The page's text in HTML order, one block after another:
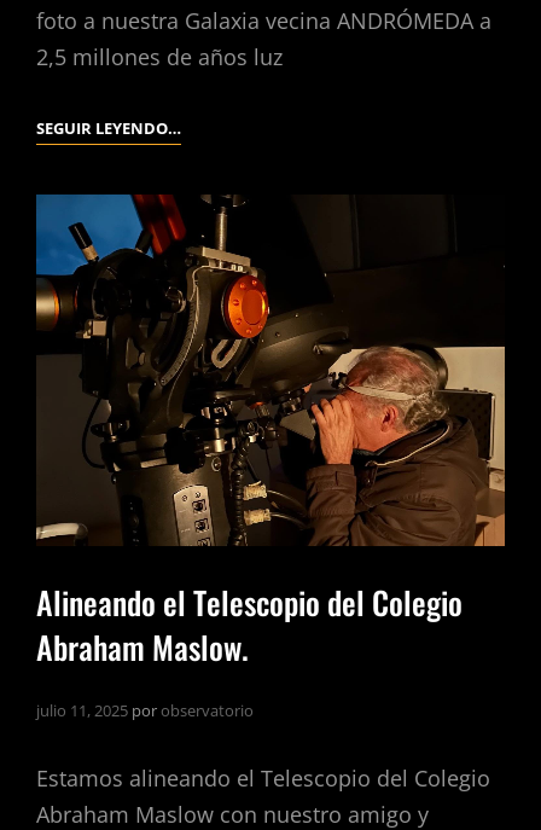
foto a nuestra Galaxia vecina ANDRÓMEDA a
2,5 millones de años luz
SEGUIR LEYENDO…
Alineando el Telescopio del Colegio
Abraham Maslow.
julio 11, 2025 porobservatorio
Estamos alineando el Telescopio del Colegio
Abraham Maslow con nuestro amigo y